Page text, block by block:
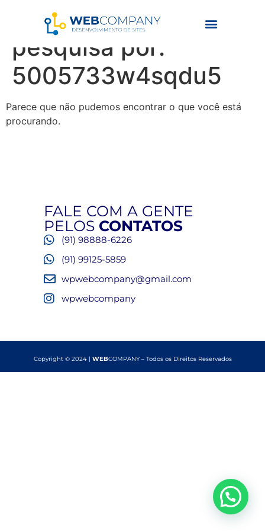
Resultados da
pesquisa por:
5005733w4sqdu5
Parece que não pudemos encontrar o que você está
procurando.
FALE COM A GENTE
PELOS CONTATOS
(91) 98888-6226
(91) 99125-5859
wpwebcompany@gmail.com
wpwebcompany
Copyright © 2024 | WEBCOMPANY – Todos os Direitos Reservados